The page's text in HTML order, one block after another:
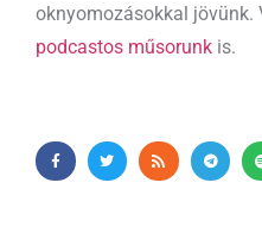
oknyomozásokkal jövünk.
podcastos műsorunk is.